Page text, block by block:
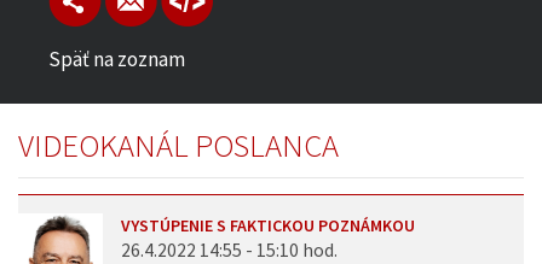
Späť na zoznam
VIDEOKANÁL POSLANCA
VYSTÚPENIE S FAKTICKOU POZNÁMKOU
26.4.2022 14:55 - 15:10 hod.